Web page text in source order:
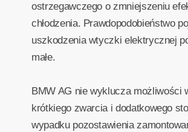
ostrzegawczego o zmniejszeniu
chłodzenia. Prawdopodobieństwo
uszkodzenia wtyczki elektrycznej
małe.
BMW AG nie wyklucza możliwości
krótkiego zwarcia i dodatkowego
wypadku pozostawienia